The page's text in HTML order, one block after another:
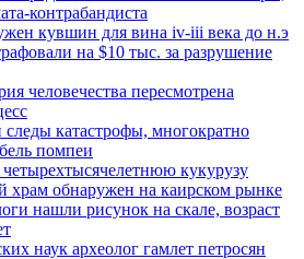
контрабандиста
кувшин для вина iv-iii века до н.э
на $10 тыс. за разрушение
человечества пересмотрена
катастрофы, многократно
помпеи
кукурузу
храм обнаружен на каирском рынке
нашли рисунок на скале, возраст
наук археолог гамлет петросян